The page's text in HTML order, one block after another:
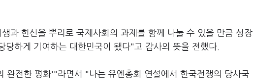
과 헌신을 뿌리로 국제사회의 과제를 함께 나눌 수 있을 만큼 성장
하게 기여하는 대한민국이 됐다"고 감사의 뜻을 전했다.
완전한 평화'"라면서 "나는 유엔총회 연설에서 한국전쟁의 당사국